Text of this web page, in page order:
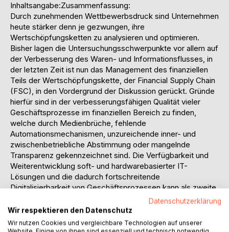
Inhaltsangabe:Zusammenfassung:
Durch zunehmenden Wettbewerbsdruck sind Unternehmen
heute stärker denn je gezwungen, ihre
Wertschöpfungsketten zu analysieren und optimieren.
Bisher lagen die Untersuchungsschwerpunkte vor allem auf
der Verbesserung des Waren- und Informationsflusses, in
der letzten Zeit ist nun das Management des finanziellen
Teils der Wertschöpfungskette, der Financial Supply Chain
(FSC), in den Vordergrund der Diskussion gerückt. Gründe
hierfür sind in der verbesserungsfähigen Qualität vieler
Geschäftsprozesse im finanziellen Bereich zu finden,
welche durch Medienbrüche, fehlende
Automationsmechanismen, unzureichende inner- und
zwischenbetriebliche Abstimmung oder mangelnde
Transparenz gekennzeichnet sind. Die Verfügbarkeit und
Weiterentwicklung soft- und hardwarebasierter IT-
Lösungen und die dadurch fortschreitende
Digitalisierbarkeit von Geschäftsprozessen kann als zweite
Ursache für das Interesse am Management der FSC
angesehen werden.
Die Auswertung von derzeit auf dem Markt vorhandenen
Datenschutzerklärung
Wir respektieren den Datenschutz
Wir nutzen Cookies und vergleichbare Technologien auf unserer